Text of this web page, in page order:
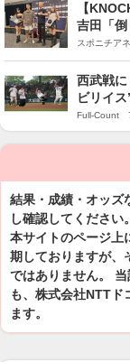
【
吉田「倒
スポニチア
西武戦
ビリイ
Full-Count
結果・成績・オッズ
し確認してください。
本サイトのページ上
期しておりますが、
ではありません。
も、株式会社NTTド
ます。